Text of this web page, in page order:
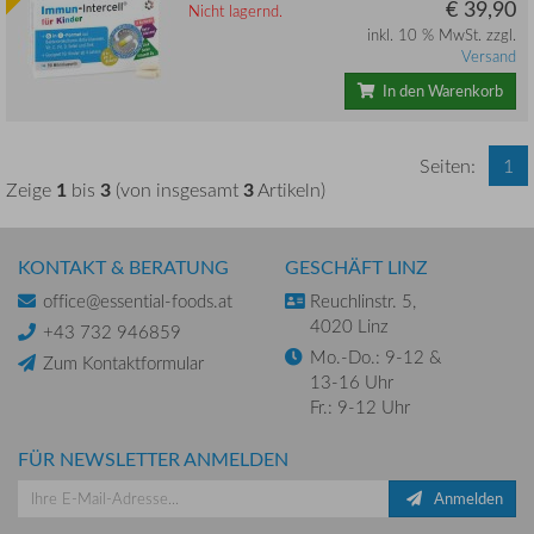
Nicht lagernd. € 39,90
inkl. 10 % MwSt. zzgl.
Versand
In den Warenkorb
Zeige 1 bis 3 (von insgesamt3Artikeln)
Seiten: 1
KONTAKT & BERATUNG
office@essential-foods.at
+43 732 946859
Zum Kontaktformular
GESCHÄFT LINZ
Reuchlinstr. 5,
4020 Linz
Mo.-Do.: 9-12 &
13-16 Uhr
Fr.: 9-12 Uhr
FÜR NEWSLETTER ANMELDEN
Anmelden